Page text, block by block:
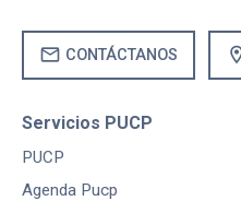
mail CONTÁCTANOS
Servicios PUCP
PUCP
Agenda Pucp